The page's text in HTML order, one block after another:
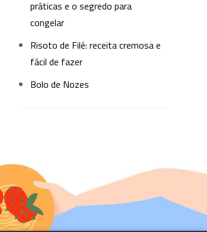
práticas e o segredo para
congelar
Risoto de Filé: receita cremosa e
fácil de fazer
Bolo de Nozes